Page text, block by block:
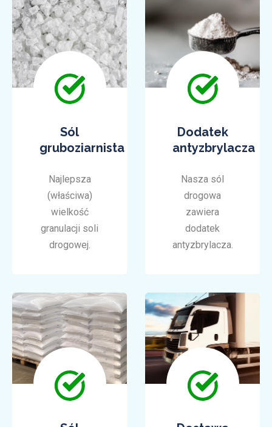
Sól
gruboziarnista
Najlepsza
(właściwa)
wielkość
granulacji soli
drogowej.
Dodatek
antyzbrylacza
Nasza sól
drogowa
zawiera
dodatek
antyzbrylacza.